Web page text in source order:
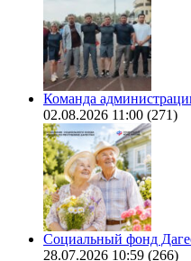
Команда
02.08.2026 11:00 (271)
Социальный фонд
28.07.2026 10:59 (266)